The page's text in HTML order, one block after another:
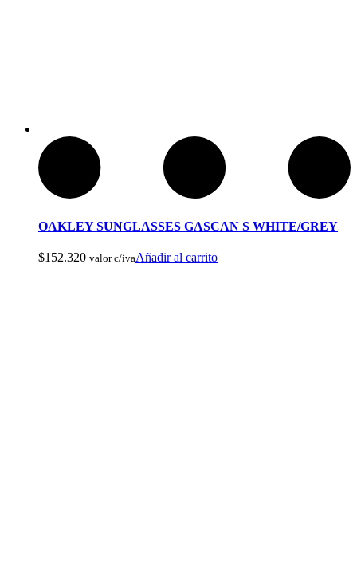
Arcos y Ballestas
OAKLEY SUNGLASSES GASCAN S WHITE/GREY
$152.320 valor c/ivaAñadir al carrito